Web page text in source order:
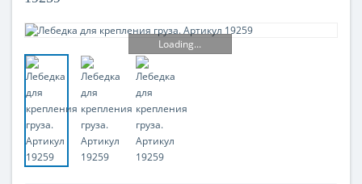
Loading...